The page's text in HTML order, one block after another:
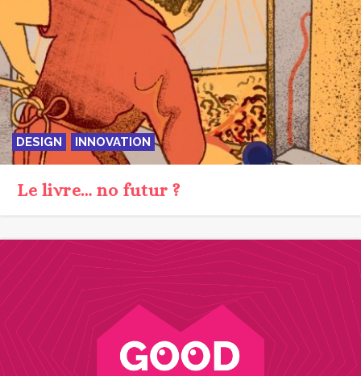
DESIGN INNOVATION
Le livre… no futur ?